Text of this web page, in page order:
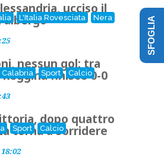
L'Italia Rovesciata Nera
ucciso il
albergo
Sport Calcio
nessun gol: tra
finisce 0-0
Sport Calcio
dopo quattro
torna a sorridere
SFOGLIA